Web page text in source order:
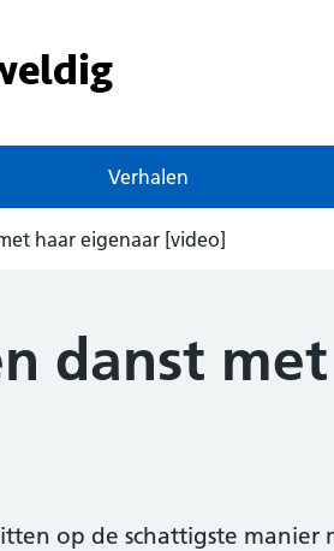
Verhalen
haar eigenaar [video]
danst
op de schattigste manier